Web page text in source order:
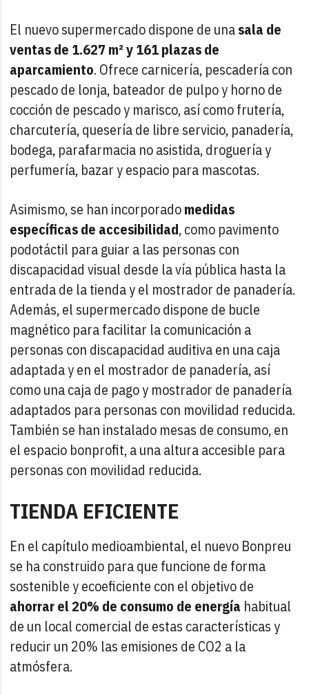
El nuevo supermercado dispone de unasala de
ventas de 1.627 m² y 161 plazas de
aparcamiento. Ofrece carnicería, pescadería con
pescado de lonja, bateador de pulpo y horno de
cocción de pescado y marisco, así como frutería,
charcutería, quesería de libre servicio, panadería,
bodega, parafarmacia no asistida, droguería y
perfumería, bazar y espacio para mascotas.
Asimismo, se han incorporadomedidas
específicas de accesibilidad, como pavimento
podotáctil para guiar a las personas con
discapacidad visual desde la vía pública hasta la
entrada de la tienda y el mostrador de panadería.
Además, el supermercado dispone de bucle
magnético para facilitar la comunicación a
personas con discapacidad auditiva en una caja
adaptada y en el mostrador de panadería, así
como una caja de pago y mostrador de panadería
adaptados para personas con movilidad reducida.
También se han instalado mesas de consumo, en
el espacio bonprofit, a una altura accesible para
personas con movilidad reducida.
TIENDA EFICIENTE
En el capítulo medioambiental, el nuevo Bonpreu
se ha construido para que funcione de forma
sostenible y ecoeficiente con el objetivo de
ahorrar el 20% de consumo de energía habitual
de un local comercial de estas características y
reducir un 20% las emisiones de CO2 a la
atmósfera.